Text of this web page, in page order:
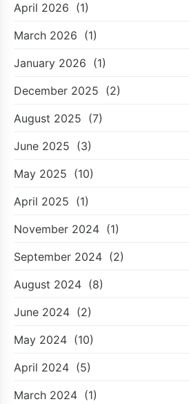
April 2026 (1)
March 2026 (1)
January 2026 (1)
December 2025 (2)
August 2025 (7)
June 2025 (3)
May 2025 (10)
April 2025 (1)
November 2024 (1)
September 2024 (2)
August 2024 (8)
June 2024 (2)
May 2024 (10)
April 2024 (5)
March 2024 (1)